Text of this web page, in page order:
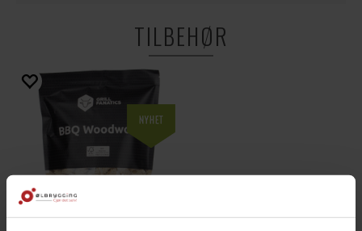
TILBEHØR